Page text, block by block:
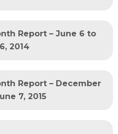
Report – June 6 to
2014
Report – December
7, 2015